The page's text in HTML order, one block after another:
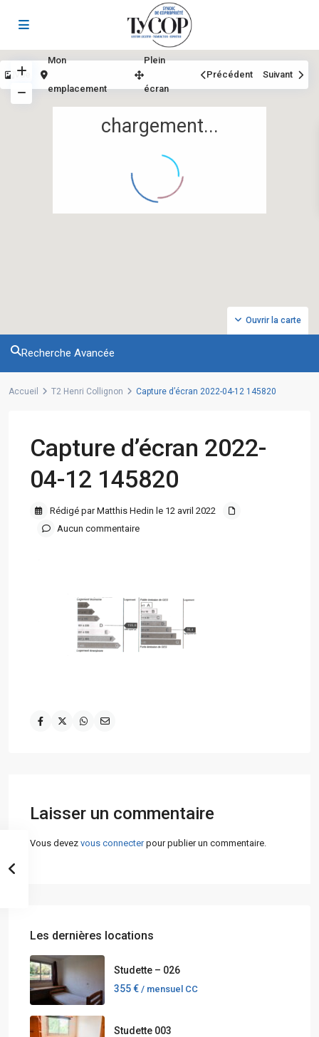
chargement...
Ouvrir la carte
Vue
Mon
emplacement
Plein
écran
Précédent Suivant
Recherche Avancée
Accueil T2 Henri Collignon Capture d’écran 2022-04-12 145820
Capture d’écran 2022-
04-12 145820
Rédigé par Matthis Hedin le 12 avril 2022
Aucun commentaire
Laisser un commentaire
Vous devez vous connecterpour publier un commentaire.
Les dernières locations
Studette – 026
355 € / mensuel CC
Studette 003